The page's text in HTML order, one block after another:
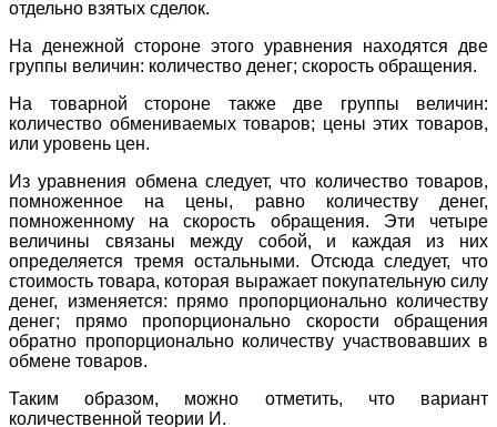
отдельно взятых сделок.
На денежной стороне этого уравнения находятся две
группы величин: количество денег; скорость обращения.
На товарной стороне также две группы величин:
количество обмениваемых товаров; цены этих товаров,
или уровень цен.
Из уравнения обмена следует, что количество товаров,
помноженное на цены, равно количеству денег,
помноженному на скорость обращения. Эти четыре
величины связаны между собой, и каждая из них
определяется тремя остальными. Отсюда следует, что
стоимость товара, которая выражает покупательную силу
денег, изменяется: прямо пропорционально количеству
денег; прямо пропорционально скорости обращения
обратно пропорционально количеству участвовавших в
обмене товаров.
Таким образом, можно отметить, что вариант
количественной теории И.